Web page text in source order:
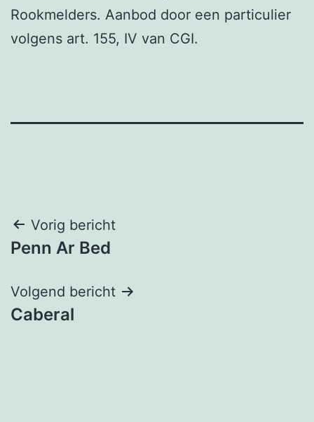
Rookmelders. Aanbod door een particulier
volgens art. 155, IV van CGI.
Bericht
navigatie
Vorig bericht
Penn Ar Bed
Volgend bericht
Caberal